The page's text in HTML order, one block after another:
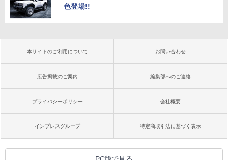
色登場!!
本サイトのご利用について お問い合わせ
広告掲載のご案内 編集部へのご連絡
プライバシーポリシー 会社概要
インプレスグループ 特定商取引法に基づく表示